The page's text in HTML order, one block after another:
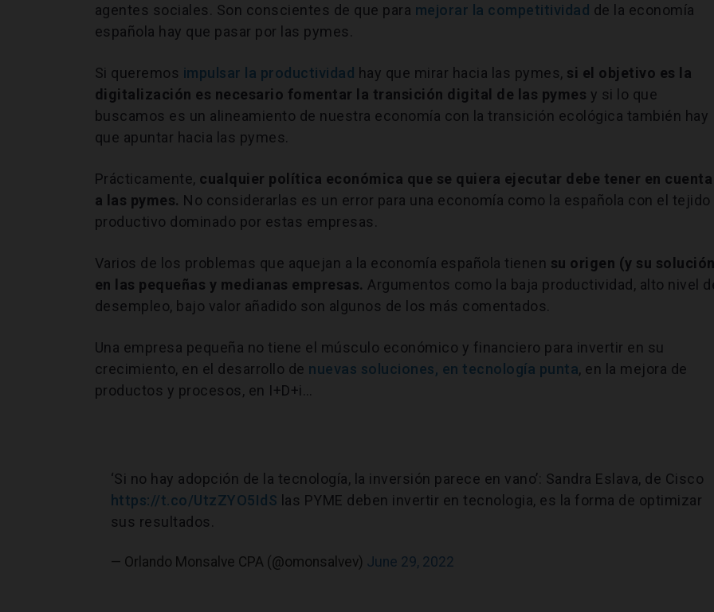
agentes sociales. Son conscientes de que para mejorar la competitividad de la economía
española hay que pasar por las pymes.
Si queremos impulsar la productividad hay que mirar hacia las pymes, si el objetivo es la
digitalización es necesario fomentar la transición digital de las pymes y si lo que
buscamos es un alineamiento de nuestra economía con la transición ecológica también hay
que apuntar hacia las pymes.
Prácticamente, cualquier política económica que se quiera ejecutar debe tener en cuenta
a las pymes. No considerarlas es un error para una economía como la española con el tejido
productivo dominado por estas empresas.
Varios de los problemas que aquejan a la economía española tienen su origen (y su
en las pequeñas y medianas empresas. Argumentos como la baja productividad, alto nivel
desempleo, bajo valor añadido son algunos de los más comentados.
Una empresa pequeña no tiene el músculo económico y financiero para invertir en su
crecimiento, en el desarrollo de nuevas soluciones, en tecnología punta, en la mejora de
productos y procesos, en I+D+i…
‘Si no hay adopción de la tecnología, la inversión parece en vano’: Sandra Eslava, de Cisco
https://t.co/UtzZYO5IdS las PYME deben invertir en tecnologia, es la forma de optimizar
sus resultados.
— Orlando Monsalve CPA (@omonsalvev) June 29, 2022